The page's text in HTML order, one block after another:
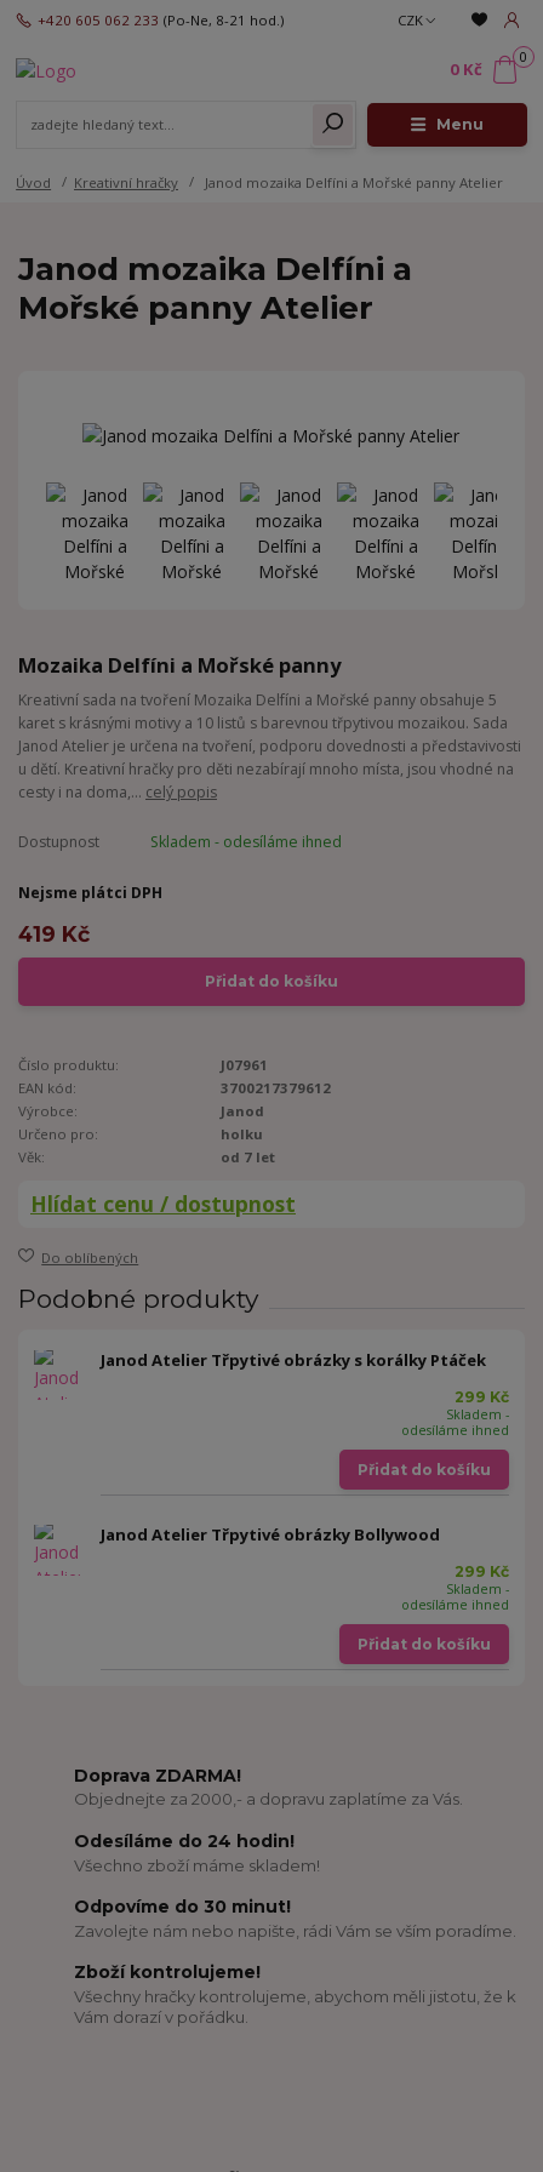
Menu
CZK
+420 605 062 233 (Po-Ne, 8-21 hod.)
0
0 Kč
Úvod Kreativní hračky Janod mozaika Delfíni a Mořské panny Atelier
Janod mozaika Delfíni a
Mořské panny Atelier
Mozaika Delfíni a Mořské panny
Kreativní sada na tvoření Mozaika Delfíni a Mořské panny obsahuje 5
karet s krásnými motivy a 10 listů s barevnou třpytivou mozaikou. Sada
Janod Atelier je určena na tvoření, podporu dovednosti a představivosti
u dětí. Kreativní hračky pro děti nezabírají mnoho místa, jsou vhodné na
cesty i na doma,... celý popis
Dostupnost Skladem - odesíláme ihned
Nejsme plátci DPH
419 Kč
Přidat do košíku
Číslo produktu:
J07961
EAN kód:
3700217379612
Výrobce:
Janod
Určeno pro:
holku
Věk:
od 7 let
Hlídat cenu / dostupnost
Do oblíbených
Podobné produkty
Janod Atelier Třpytivé obrázky s korálky Ptáček
299 Kč
Skladem -
odesíláme ihned
Přidat do košíku
Janod Atelier Třpytivé obrázky Bollywood
299 Kč
Skladem -
odesíláme ihned
Přidat do košíku
Doprava ZDARMA!
Objednejte za 2000,- a dopravu zaplatíme za Vás.
Odesíláme do 24 hodin!
Všechno zboží máme skladem!
Odpovíme do 30 minut!
Zavolejte nám nebo napište, rádi Vám se vším poradíme.
Zboží kontrolujeme!
Všechny hračky kontrolujeme, abychom měli jistotu, že k
Vám dorazí v pořádku.